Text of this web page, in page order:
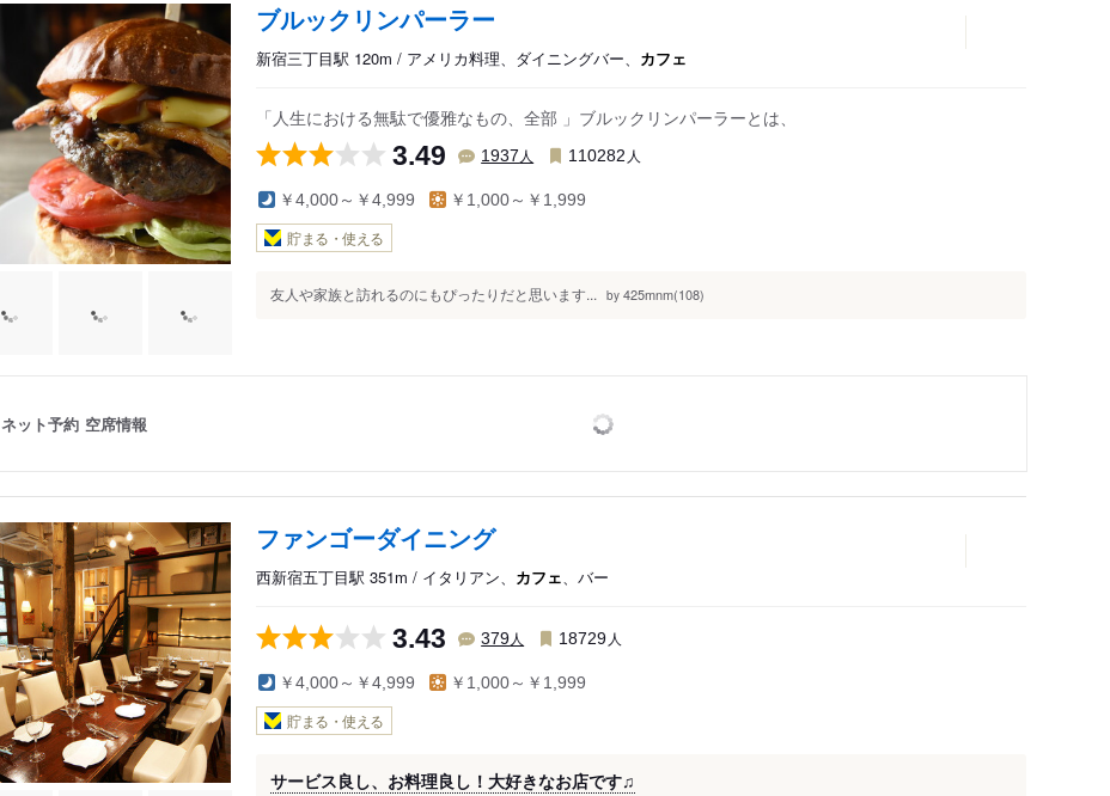
ブルックリンパーラー
新宿三丁目駅 120m / アメリカ料理、ダイニングバー、 カフェ
「人生における無駄で優雅なもの、全部 」ブルックリンパーラーとは、
3.49 1937 人 110282 人
￥4,000～￥4,999 ￥1,000～￥1,999
貯まる・使える
友人や家族と訪れるのにもぴったりだと思います... by 425mnm(108)
ネット予約 空席情報
ファンゴーダイニング
西新宿五丁目駅 351m / イタリアン、 カフェ、バー
3.43 379人 18729 人
￥4,000～￥4,999 ￥1,000～￥1,999
貯まる・使える
サービス良し、お料理良し！大好きなお店です♫